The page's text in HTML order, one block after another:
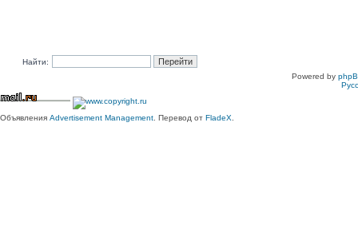
Найти:
Powered by
Объявления Advertisement Management . Перевод от FladeX